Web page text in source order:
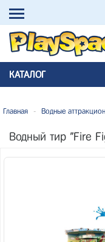
КАТАЛОГ
Главная - Водные
Водный тир "Fire